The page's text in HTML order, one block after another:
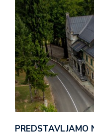
PREDSTAVLJAMO